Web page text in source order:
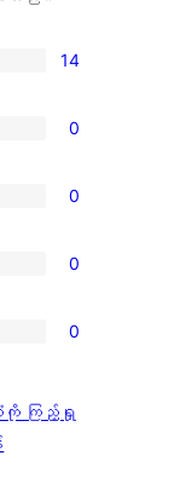
14
0
0
0
0
ပ်းကို ကြည့်ရှု